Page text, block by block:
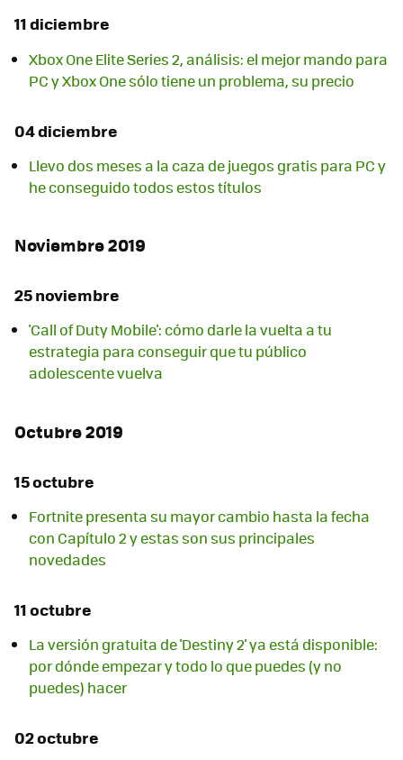
11 diciembre
Xbox One Elite Series 2, análisis: el mejor mando para
PC y Xbox One sólo tiene un problema, su precio
04 diciembre
Llevo dos meses a la caza de juegos gratis para PC y
he conseguido todos estos títulos
Noviembre 2019
25 noviembre
'Call of Duty Mobile': cómo darle la vuelta a tu
estrategia para conseguir que tu público
adolescente vuelva
Octubre 2019
15 octubre
Fortnite presenta su mayor cambio hasta la fecha
con Capítulo 2 y estas son sus principales
novedades
11 octubre
La versión gratuita de 'Destiny 2' ya está disponible:
por dónde empezar y todo lo que puedes (y no
puedes) hacer
02 octubre